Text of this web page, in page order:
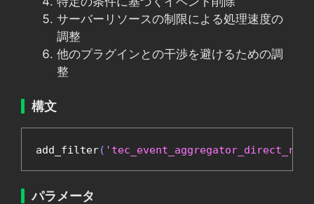
サーバーリソースの制限による処理速度の
調整
他のプラグインとの干渉を避けるための調
整
構文
add_filter(
パラメータ